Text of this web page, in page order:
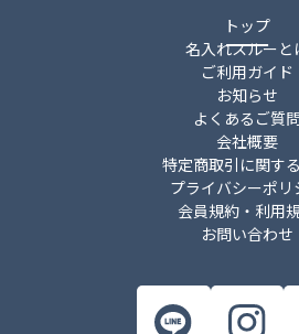
トップ
名入れスルーと
ご利用ガイド
お知らせ
よくあるご質
会社概要
特定商取引に関す
プライバシーポリ
会員規約・利用
お問い合わせ